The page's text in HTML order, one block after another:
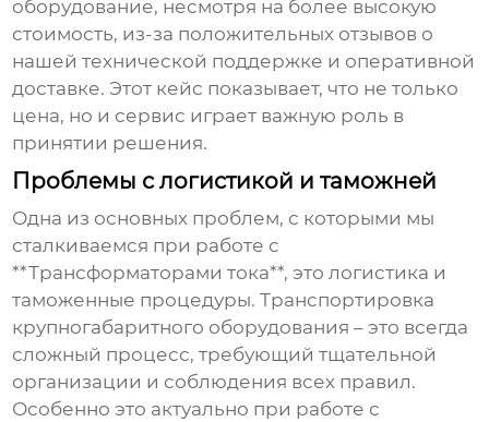
оборудование, несмотря на более высокую
стоимость, из-за положительных отзывов о
нашей технической поддержке и оперативной
доставке. Этот кейс показывает, что не только
цена, но и сервис играет важную роль в
принятии решения.
Проблемы с логистикой и таможней
Одна из основных проблем, с которыми мы
сталкиваемся при работе с
**Трансформаторами тока**, это логистика и
таможенные процедуры. Транспортировка
крупногабаритного оборудования – это всегда
сложный процесс, требующий тщательной
организации и соблюдения всех правил.
Особенно это актуально при работе с